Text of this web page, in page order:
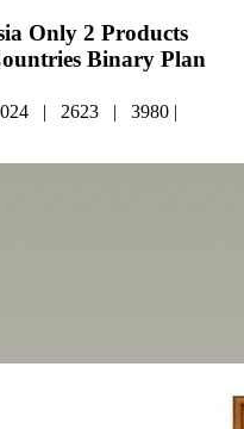
Only 2 Products
Binary Plan
| 2623 | 3980 |